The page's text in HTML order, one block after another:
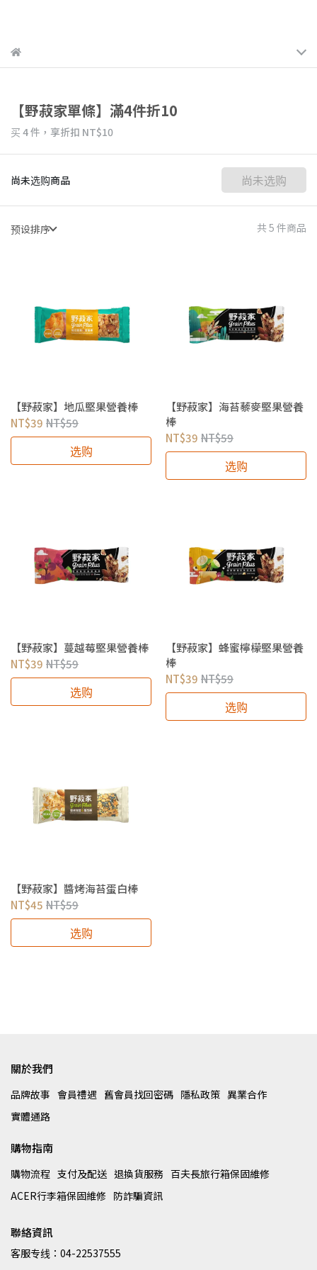
【野菽家單條】滿4件折10
买 4 件， 享折扣 NT$10
尚未选购商品 尚未选购
预设排序 共 5 件商品
【野菽家】地瓜堅果營養棒
NT$39 NT$59
选购
【野菽家】海苔藜麥堅果營養
棒
NT$39 NT$59
选购
【野菽家】蔓越莓堅果營養棒
NT$39 NT$59
选购
【野菽家】蜂蜜檸檬堅果營養
棒
NT$39 NT$59
选购
【野菽家】醬烤海苔蛋白棒
NT$45 NT$59
选购
關於我們
品牌故事 會員禮遇 舊會員找回密碼 隱私政策 異業合作
實體通路
購物指南
購物流程 支付及配送 退換貨服務 百夫長旅行箱保固維修
ACER行李箱保固維修 防詐騙資訊
聯絡資訊
客服专线：04-22537555